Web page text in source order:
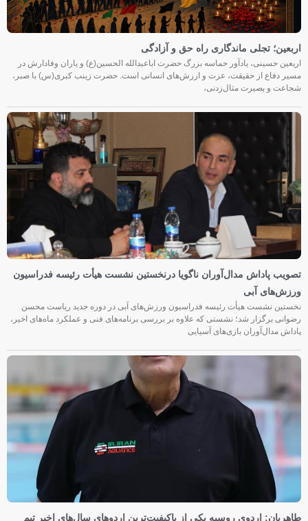
اربعین؛ تجلی ماندگاری راه حق و آزادگی
اربعین حسینی، یادآور حماسه بزرگ حضرت اباعبدالله الحسین(ع) و یاران وفادارش در
مسیر دفاع از حقیقت، عزت و ارزش‌های انسانی است. حضرت زینب کبری(س) با صبر،
شجاعت و بصیرت مثال‌زدنی،
تصویب پاداش مدال‌آوران ناگویا درنخستین نشست هیأت رئیسه فدراسیون
ورزش‌های آبی
نخستین نشست هیأت رئیسه فدراسیون ورزش‌های آبی در دوره جدید ریاست محسن
رضوانی برگزار شد؛ نشستی که علاوه بر بررسی برنامه‌های فنی و عملکرد ماه‌های اخیر،
پاداش مدال‌آوران بازی‌های آسیایی
طاهریان: اردوی روسیه یکی از باکیفیت‌ترین اردوهای سال‌های اخیر تیم